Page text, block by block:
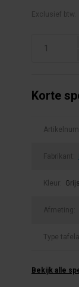
Exclusief btw.
Korte
Fabrikant:
Kleur: Grijs
Afmeting:
Type
Bekijk alle